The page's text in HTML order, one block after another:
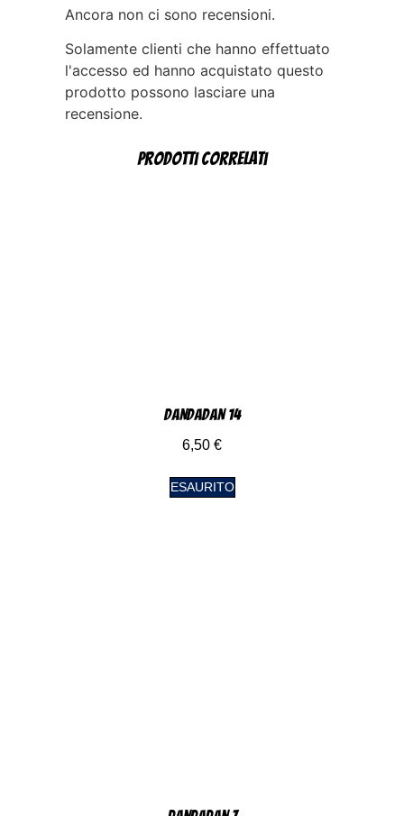
Ancora non ci sono recensioni.
Solamente clienti che hanno effettuato
l'accesso ed hanno acquistato questo
prodotto possono lasciare una
recensione.
Prodotti correlati
DanDaDan 14
6,50 €
ESAURITO